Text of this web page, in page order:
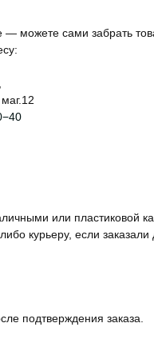
— можете сами забрать
или пластиковой
курьеру, если заказали
подтверждения заказа.